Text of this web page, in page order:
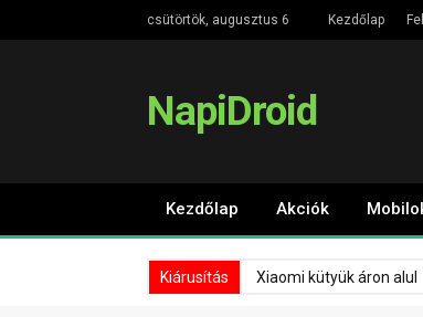
csütörtök, augusztus 6 Kezdőlap
NapiDroid
Kezdőlap Akciók
Kiárusítás Xiaomi kütyük áron alul